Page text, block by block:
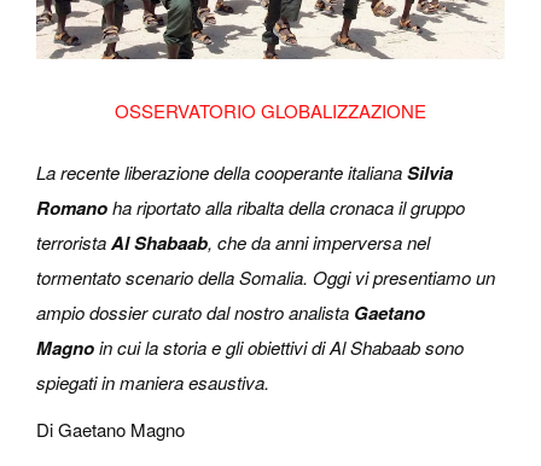
OSSERVATORIO GLOBALIZZAZIONE
La recente liberazione della cooperante italianaSilvia
Romanoha riportato alla ribalta della cronaca il gruppo
terroristaAl Shabaab, che da anni imperversa nel
tormentato scenario della Somalia. Oggi vi presentiamo un
ampio dossier curato dal nostro analista Gaetano
Magnoin cui la storia e gli obiettivi di Al Shabaab sono
spiegati in maniera esaustiva.
Di Gaetano Magno